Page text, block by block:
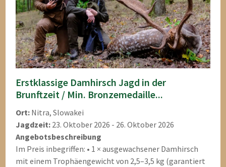
Erstklassige Damhirsch Jagd in der
Brunftzeit / Min. Bronzemedaille...
Ort: Nitra, Slowakei
Jagdzeit: 23. Oktober 2026 - 26. Oktober 2026
Angebotsbeschreibung
Im Preis inbegriffen: • 1 × ausgewachsener Damhirsch
mit einem Trophäengewicht von 2,5–3,5 kg (garantiert